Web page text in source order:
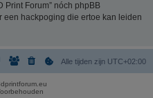
Print Forum” nóch phpBB
hackpoging die ertoe kan leiden
Alle tijden zijn UTC+02:00